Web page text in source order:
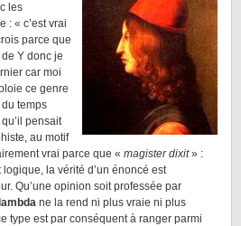
les
: « c’est vrai
parce que
Y donc je
car moi
ce genre
temps
pensait
au motif
vrai parce que « magister dixit» :
la vérité d’un énoncé est
Qu’une opinion soit professée par
lambda ne la rend ni plus vraie ni plus
type est par conséquent à ranger parmi